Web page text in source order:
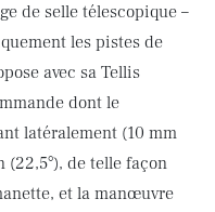
de selle télescopique –
les pistes de
avec sa Tellis
dont le
latéralement (10 mm
de telle façon
et la manœuvre